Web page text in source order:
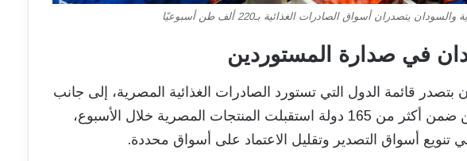
يتصدران أسواق الصادرات الغذائية بـ220 ألف طن أسبوعيًا
في صدارة المستوردين
قائمة الدول التي تستورد الصادرات الغذائية المصرية، إلى جانب
روسيا والإمارات وليبيا من ضمن أكثر من 165 دولة استقبلت المنتجات المصرية خلال الأسبوع،
أسواق التصدير وتقليل الاعتماد على أسواق محددة.